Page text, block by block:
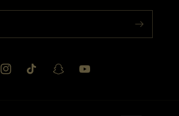
InstagramTikTokSnapchatYouTube